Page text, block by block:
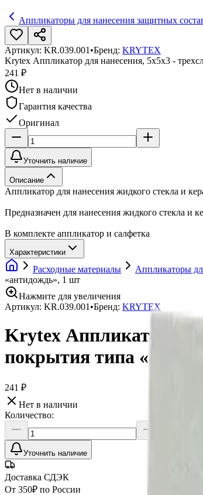
Аппликаторы для нанесения защитных
Артикул: KR.039.001 •Бренд: KRYTEX
Krytex Аппликатор для нанесения, 5x5x3 -
241 ₽
Нет в наличии
Гарантия качества
Оригинал
Уточнить наличие
Описание
Аппликатор для нанесения жидкого стекла и
Предназначен для нанесения жидкого стекла и
В комплекте аппликатор и салфетка
Характеристики
Расходные материалы Аппликаторы
«антидождь», 1 шт
Нажмите для увеличения
Артикул: KR.039.001 •Бренд: KRYTEX
Krytex Аппликатор
покрытия типа
241 ₽
Нет в наличии
Количество:
Уточнить наличие
Доставка СДЭК
От 350₽ по России